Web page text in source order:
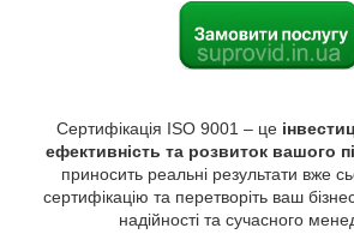
Сертифікація ISO 9001 – це
ефективність та розвиток вашого
приносить реальні результати вже
сертифікацію та перетворіть ваш
надійності та сучасного